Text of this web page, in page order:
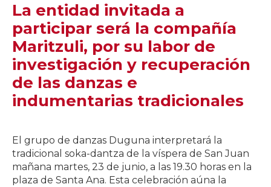
La entidad invitada a
participar será la compañía
Maritzuli, por su labor de
investigación y recuperación
de las danzas e
indumentarias tradicionales
El grupo de danzas Duguna interpretará la
tradicional soka-dantza de la víspera de San Juan
mañana martes, 23 de junio, a las 19.30 horas en la
plaza de Santa Ana. Esta celebración aúna la